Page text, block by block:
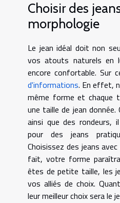
Choisir des
morphologie
Le jean idéal doit non
vos atouts naturels en
encore confortable. Sur
d'informations. En effet,
même forme et chaque
une taille de jean
ainsi que des rondeurs,
pour des jeans
Choisissez des jeans
fait, votre forme
êtes de petite taille, les
vos alliés de choix.
leur meilleur choix sera le